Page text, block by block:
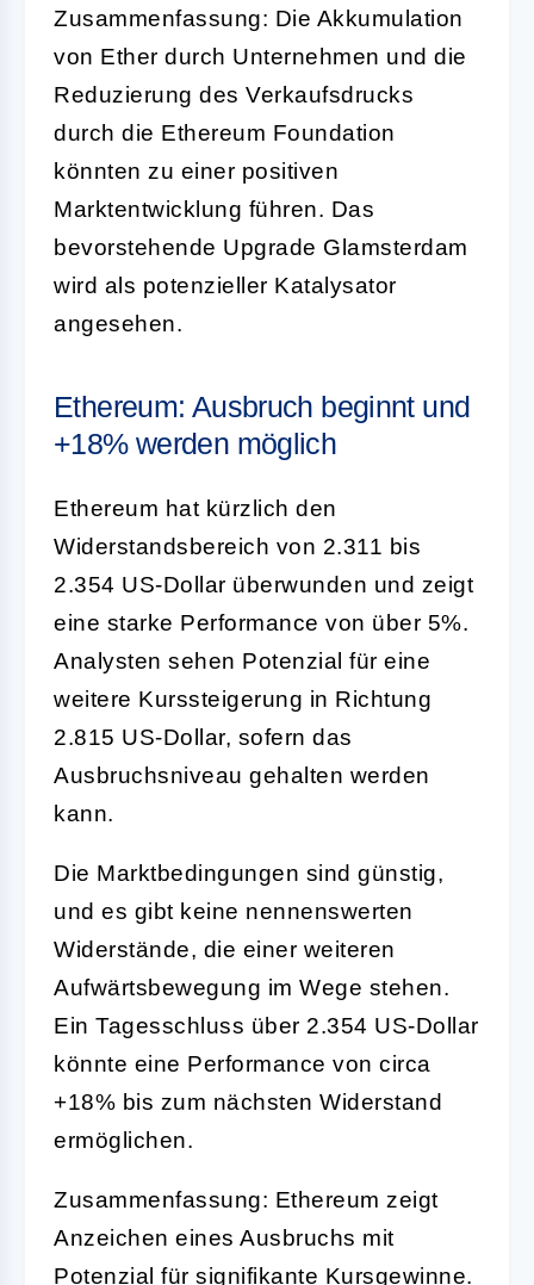
Zusammenfassung: Die Akkumulation
von Ether durch Unternehmen und die
Reduzierung des Verkaufsdrucks
durch die Ethereum Foundation
könnten zu einer positiven
Marktentwicklung führen. Das
bevorstehende Upgrade Glamsterdam
wird als potenzieller Katalysator
angesehen.
Ethereum: Ausbruch beginnt und
+18% werden möglich
Ethereum hat kürzlich den
Widerstandsbereich von 2.311 bis
2.354 US-Dollar überwunden und zeigt
eine starke Performance von über 5%.
Analysten sehen Potenzial für eine
weitere Kurssteigerung in Richtung
2.815 US-Dollar, sofern das
Ausbruchsniveau gehalten werden
kann.
Die Marktbedingungen sind günstig,
und es gibt keine nennenswerten
Widerstände, die einer weiteren
Aufwärtsbewegung im Wege stehen.
Ein Tagesschluss über 2.354 US-Dollar
könnte eine Performance von circa
+18% bis zum nächsten Widerstand
ermöglichen.
Zusammenfassung: Ethereum zeigt
Anzeichen eines Ausbruchs mit
Potenzial für signifikante Kursgewinne.